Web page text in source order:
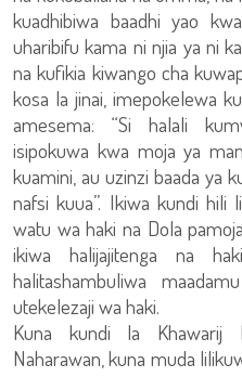
kuadhibiwa baadhi yao
uharibifu kama ni njia ya ni
na kufikia kiwango cha
kosa la jinai, imepokelewa
amesema: “Si halali
isipokuwa kwa moja ya
kuamini, au uzinzi baada ya
nafsi kuua”. Ikiwa kundi hili
watu wa haki na Dola
ikiwa halijajitenga na
halitashambuliwa
utekelezaji wa haki.
Kuna kundi la Khawarij
Naharawan, kuna muda